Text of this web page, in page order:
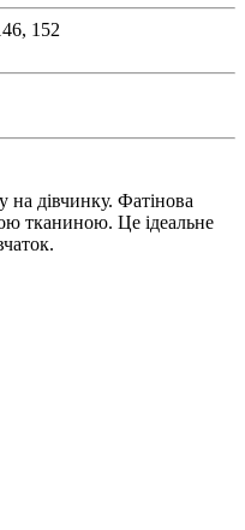
152
на дівчинку. Фатінова
тканиною. Це ідеальне